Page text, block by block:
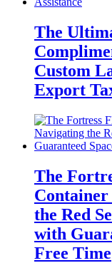
The
Custom
Export
The
the Red
with
Free Time